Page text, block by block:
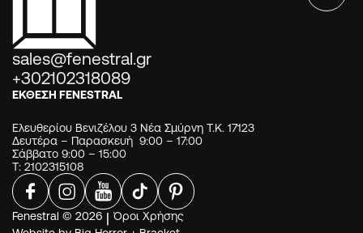
sales@fenestral.gr
+302102318089
ΕΚΘΕΣΗ FENESTRAL
Ελευθερίου Βενιζέλου 3 Νέα Σμύρνη Τ.Κ. 17123
Δευτέρα – Παρασκευή 9:00 – 17:00
Σάββατο 9:00 – 15:00
Τ: 2102315108
Fenestral © 2026 | Όροι Χρήσης